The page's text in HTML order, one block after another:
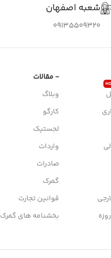
شعبه اصفهان
09135509320
- مقالات
وبلاگ
کارگو
لجستیک
واردات
صادرات
گمرک
قوانین تجارت
بخشنامه های گمرک